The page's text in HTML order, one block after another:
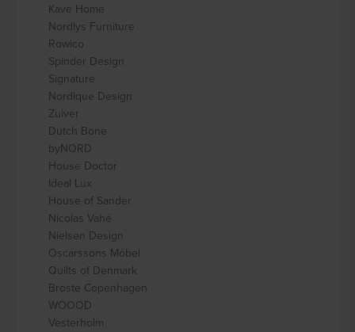
Kave Home
Nordlys Furniture
Rowico
Spinder Design
Signature
Nordique Design
Zuiver
Dutch Bone
byNORD
House Doctor
Ideal Lux
House of Sander
Nicolas Vahé
Nielsen Design
Oscarssons Móbel
Quilts of Denmark
Broste Copenhagen
WOOOD
Vesterholm